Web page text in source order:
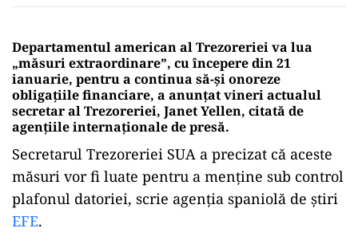
Departamentul american al Trezoreriei va lua
„măsuri extraordinare”, cu începere din 21
ianuarie, pentru a continua să-şi onoreze
obligaţiile financiare, a anunţat vineri actualul
secretar al Trezoreriei, Janet Yellen, citată de
agenţiile internaţionale de presă.
Secretarul Trezoreriei SUA a precizat că aceste
măsuri vor fi luate pentru a menține sub control
plafonul datoriei, scrie agenţia spaniolă de ştiri
EFE.